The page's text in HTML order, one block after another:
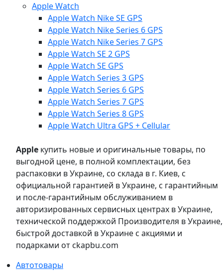
Apple Watch
Apple Watch Nike SE GPS
Apple Watch Nike Series 6 GPS
Apple Watch Nike Series 7 GPS
Apple Watch SE 2 GPS
Apple Watch SE GPS
Apple Watch Series 3 GPS
Apple Watch Series 6 GPS
Apple Watch Series 7 GPS
Apple Watch Series 8 GPS
Apple Watch Ultra GPS + Cellular
Apple купить новые и оригинальные товары, по
выгодной цене, в полной комплектации, без
распаковки в Украине, со склада в г. Киев, с
официальной гарантией в Украине, с гарантийным
и после-гарантийным обслуживанием в
авторизированных сервисных центрах в Украине,
технической поддержкой Производителя в Украине,
быстрой доставкой в Украине с акциями и
подарками от ckapbu.com
Автотовары